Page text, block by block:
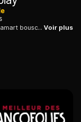
Sur la scène de l'Opéra de Nice, Sofiane Pamart bouscule les codes classiques autant qu'il émeut son public. Invité à retravailler ses collaborations avec des guests d'exception, Chilla, puis Swing, et accompagné de l'Orchestre philharmonique de Nice, le virtuose du piano allie hip-hop et récital, sur des arrangements de Pierre Thilloy, face à des spectateurs conquis. Voir plus